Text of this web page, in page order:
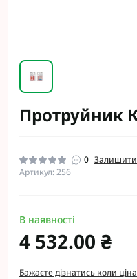
Протруйник
0 Залишити
Артикул: 256
В наявності
4 532.00 ₴
Бажаєте дізнатись коли